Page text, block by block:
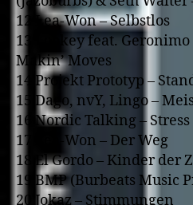
12 Lea-Won – Selbstlos
13 Lookey feat. Geronimo
Makin’ Moves
14 Projekt Prototyp –
15 Dago, nvY, Lingo –
16 Nordic Talking – Stress
17 Lea-Won – Der Weg
18 El Gordo – Kinder der
19 BMP (Burbeats Music
20 Jokaz – Stimmungen